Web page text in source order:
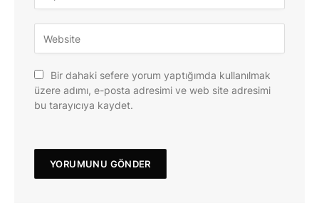
Bir dahaki sefere yorum yaptığımda kullanılmak
üzere adımı, e-posta adresimi ve web site adresimi
bu tarayıcıya kaydet.